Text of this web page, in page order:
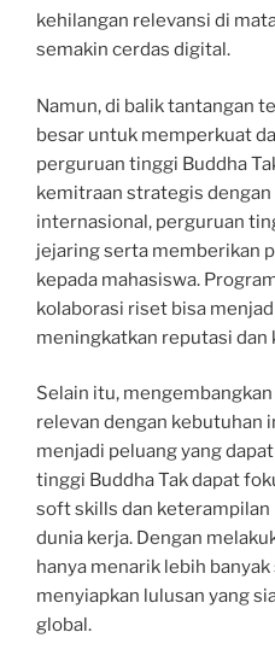
kehilangan relevansi di
semakin cerdas digital.
Namun, di balik tantangan
besar untuk memperkuat
perguruan tinggi Buddha
kemitraan strategis
internasional, perguruan
jejaring serta memberikan
kepada mahasiswa.
kolaborasi riset bisa
meningkatkan reputasi dan
Selain itu,
relevan dengan kebutuhan
menjadi peluang yang
tinggi Buddha Tak dapat
soft skills dan
dunia kerja. Dengan
hanya menarik lebih
menyiapkan lulusan yang
global.